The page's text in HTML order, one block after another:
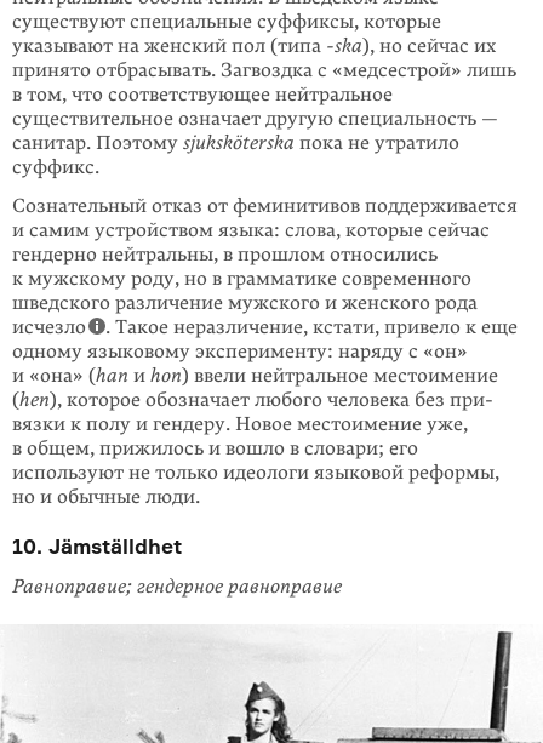
существуют специальные суффиксы, которые
указывают на женский пол (типа -ska), но сейчас их
принято отбрасывать. Загвоздка с «медсестрой» лишь
в том, что соответствующее нейтральное
существительное означает другую специальность —
санитар. Поэтому sjuksköterska пока не утратило
суффикс.
Сознательный отказ от феминитивов поддерживается
и самим устройством языка: слова, которые сейчас
гендерно нейтральны, в прошлом относились
к мужскому роду, но в грамматике современного
шведского различение мужского и женского рода
исчезло
. Такое неразличение, кстати, привело к еще
одному языковому эксперименту: наряду с «он»
и «она» (han и hon) ввели нейтральное местоимение
(hen), которое обозначает любого человека без при­
вязки к полу и гендеру. Новое местоимение уже,
в общем, прижилось и вошло в словари; его
используют не только идеологи языковой реформы,
но и обыч­ные люди.
10. Jämställdhet
Равноправие; гендерное равноправие